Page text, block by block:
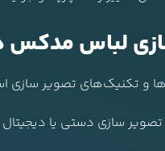
لباس مدکس
و تکنیک‌های تصویر سازی
تصویر سازی دستی یا